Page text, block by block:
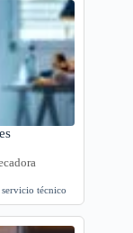
servicio técnico